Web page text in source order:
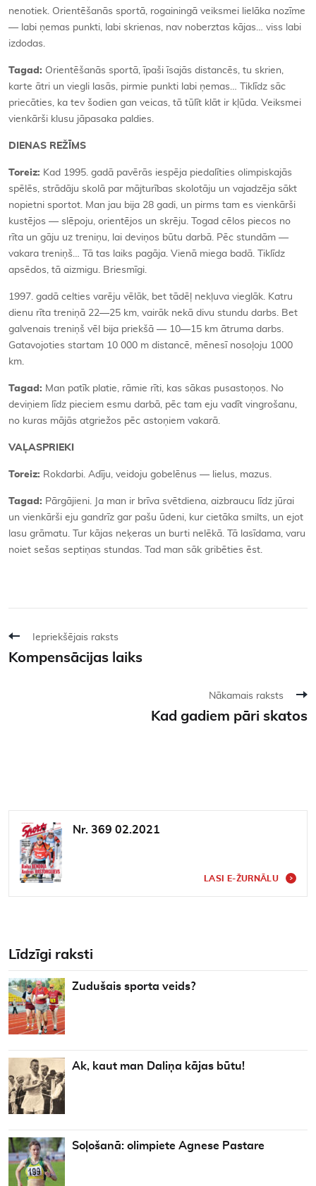
nenotiek. Orientēšanās sportā, rogainingā veiksmei lielāka nozīme
— labi ņemas punkti, labi skrienas, nav noberztas kājas… viss labi
izdodas.
Tagad: Orientēšanās sportā, īpaši īsajās distancēs, tu skrien,
karte ātri un viegli lasās, pirmie punkti labi ņemas… Tiklīdz sāc
priecāties, ka tev šodien gan veicas, tā tūlīt klāt ir kļūda. Veiksmei
vienkārši klusu jāpasaka paldies.
DIENAS REŽĪMS
Toreiz: Kad 1995. gadā pavērās iespēja piedalīties olimpiskajās
spēlēs, strādāju skolā par mājturības skolotāju un vajadzēja sākt
nopietni sportot. Man jau bija 28 gadi, un pirms tam es vienkārši
kustējos — slēpoju, orientējos un skrēju. Togad cēlos piecos no
rīta un gāju uz treniņu, lai deviņos būtu darbā. Pēc stundām —
vakara treniņš… Tā tas laiks pagāja. Vienā miega badā. Tiklīdz
apsēdos, tā aizmigu. Briesmīgi.
1997. gadā celties varēju vēlāk, bet tādēļ nekļuva vieglāk. Katru
dienu rīta treniņā 22—25 km, vairāk nekā divu stundu darbs. Bet
galvenais treniņš vēl bija priekšā — 10—15 km ātruma darbs.
Gatavojoties startam 10 000 m distancē, mēnesī nosoļoju 1000
km.
Tagad: Man patīk platie, rāmie rīti, kas sākas pusastoņos. No
deviņiem līdz pieciem esmu darbā, pēc tam eju vadīt vingrošanu,
no kuras mājās atgriežos pēc astoņiem vakarā.
VAĻASPRIEKI
Toreiz: Rokdarbi. Adīju, veidoju gobelēnus — lielus, mazus.
Tagad: Pārgājieni. Ja man ir brīva svētdiena, aizbraucu līdz jūrai
un vienkārši eju gandrīz gar pašu ūdeni, kur cietāka smilts, un ejot
lasu grāmatu. Tur kājas neķeras un burti nelēkā. Tā lasīdama, varu
noiet sešas septiņas stundas. Tad man sāk gribēties ēst.
Iepriekšējais raksts
Kompensācijas laiks
Nākamais raksts
Kad gadiem pāri skatos
Nr. 369 02.2021
LASI E-ŽURNĀLU
Līdzīgi raksti
Zudušais sporta veids?
Ak, kaut man Daliņa kājas būtu!
Soļošanā: olimpiete Agnese Pastare